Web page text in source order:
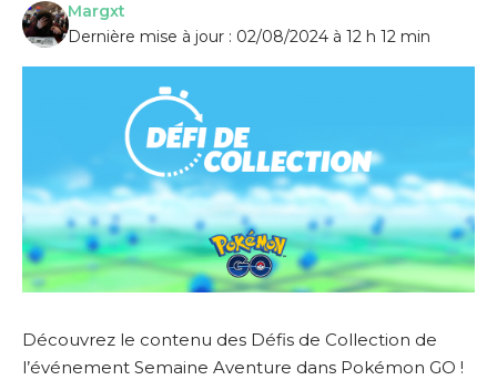
Dernière mise à jour : 02/08/2024 à 12 h 12 min
Margxt
Découvrez le contenu des Défis de Collection de
l’événement Semaine Aventure dans Pokémon GO !